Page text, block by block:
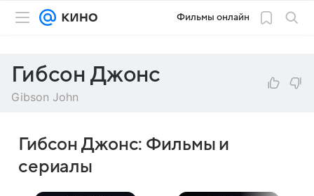
Фильмы онлайн
Гибсон Джонс
Gibson John
Гибсон Джонс: Фильмы и
сериалы